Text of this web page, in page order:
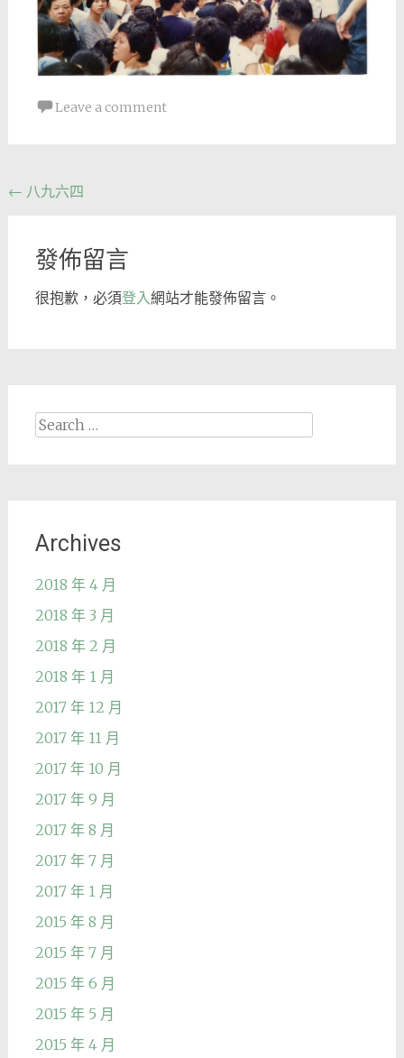
Leave a comment
Post
← 八九六四
發佈留言
很抱歉，必須登入網站才能發佈留言。
Search
Archives
2018 年 4 月
2018 年 3 月
2018 年 2 月
2018 年 1 月
2017 年 12 月
2017 年 11 月
2017 年 10 月
2017 年 9 月
2017 年 8 月
2017 年 7 月
2017 年 1 月
2015 年 8 月
2015 年 7 月
2015 年 6 月
2015 年 5 月
2015 年 4 月